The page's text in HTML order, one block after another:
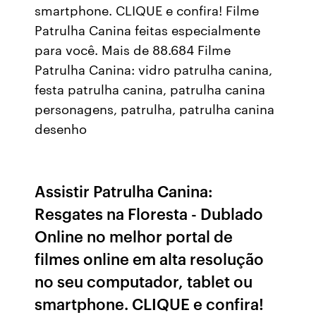
smartphone. CLIQUE e confira! Filme
Patrulha Canina feitas especialmente
para você. Mais de 88.684 Filme
Patrulha Canina: vidro patrulha canina,
festa patrulha canina, patrulha canina
personagens, patrulha, patrulha canina
desenho
Assistir Patrulha Canina:
Resgates na Floresta - Dublado
Online no melhor portal de
filmes online em alta resolução
no seu computador, tablet ou
smartphone. CLIQUE e confira!